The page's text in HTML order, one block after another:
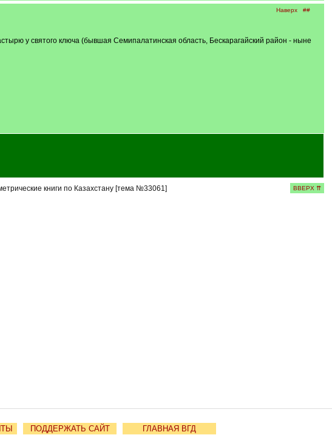
Наверх ##
у святого ключа (бывшая Семипалатинская область, Бескарагайский район - ныне
книги по Казахстану [тема №33061] ВВЕРХ ⇈
ПОДДЕРЖАТЬ САЙТ ГЛАВНАЯ ВГД